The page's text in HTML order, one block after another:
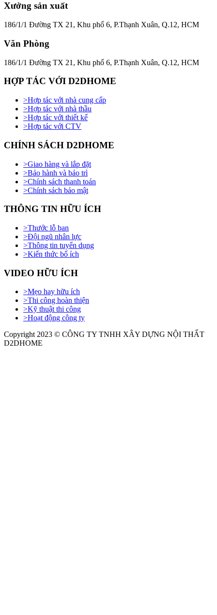
Xưởng sản xuất
186/1/1 Đường TX 21, Khu phố 6, P.Thạnh Xuân, Q.12, HCM
Văn Phòng
186/1/1 Đường TX 21, Khu phố 6, P.Thạnh Xuân, Q.12, HCM
HỢP TÁC VỚI D2DHOME
>Hợp tác với nhà cung cấp
>Hợp tác với nhà thầu
>Hợp tác với thiết kế
>Hợp tác với CTV
CHÍNH SÁCH D2DHOME
>Giao hàng và lắp đặt
>Bảo hành và bảo trì
>Chính sách thanh toán
>Chính sách bảo mật
THÔNG TIN HỮU ÍCH
>Thước lỗ ban
>Đội ngũ nhân lực
>Thông tin tuyển dụng
>Kiến thức bổ ích
VIDEO HỮU ÍCH
>Mẹo hay hữu ích
>Thi công hoàn thiện
>Kỹ thuật thi công
>Hoạt động công ty
Copyright 2023 © CÔNG TY TNHH XÂY DỰNG NỘI THẤT
D2DHOME